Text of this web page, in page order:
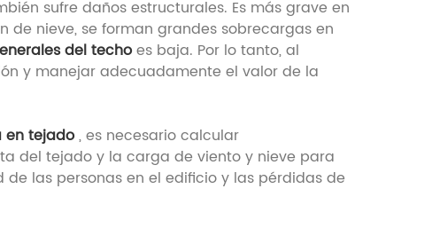
sufre daños estructurales. Es más grave en
nieve, se forman grandes sobrecargas en
del techoes baja. Por lo tanto, al
y manejar adecuadamente el valor de la
en tejado, es necesario calcular
del tejado y la carga de viento y nieve para
las personas en el edificio y las pérdidas de